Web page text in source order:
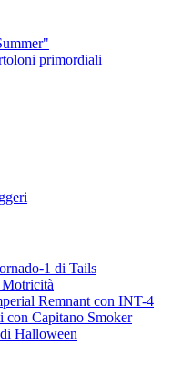
primordiali
1 di Tails
Remnant con INT-4
con Capitano Smoker
Halloween